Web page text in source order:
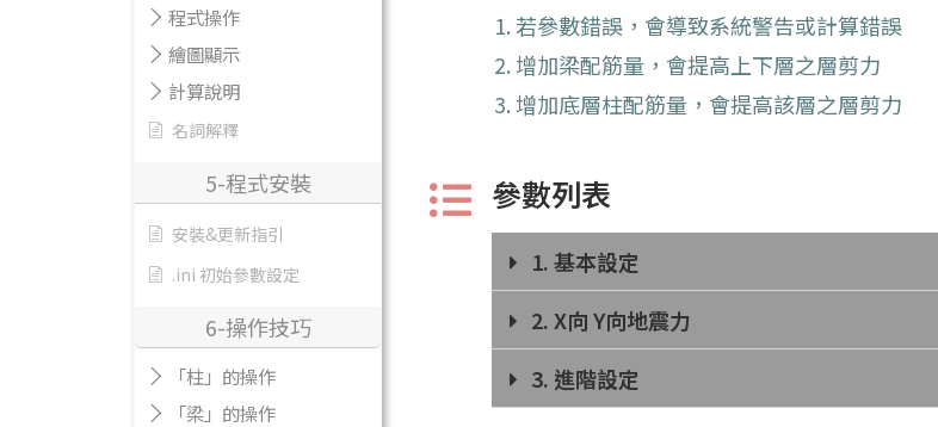
程式操作
繪圖顯示
計算說明
名詞解釋
5-程式安裝
安裝&更新指引
.ini 初始參數設定
6-操作技巧
「柱」的操作
「梁」的操作
若參數錯誤，會導致系統警告或計算錯誤
增加梁配筋量，會提高上下層之層剪力
增加底層柱配筋量，會提高該層之層剪力
參數列表
1. 基本設定
2. X向 Y向地震力
3. 進階設定